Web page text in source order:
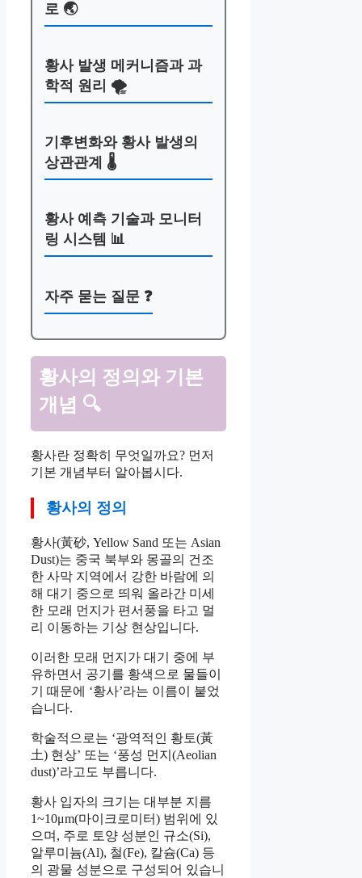
로 🌏
황사 발생 메커니즘과 과
학적 원리 🌪️
기후변화와 황사 발생의
상관관계 🌡️
황사 예측 기술과 모니터
링 시스템 📊
자주 묻는 질문 ❓
황사의 정의와 기본
개념 🔍
황사란 정확히 무엇일까요? 먼저
기본 개념부터 알아봅시다.
황사의 정의
황사(黃砂, Yellow Sand 또는 Asian
Dust)는 중국 북부와 몽골의 건조
한 사막 지역에서 강한 바람에 의
해 대기 중으로 띄워 올라간 미세
한 모래 먼지가 편서풍을 타고 멀
리 이동하는 기상 현상입니다.
이러한 모래 먼지가 대기 중에 부
유하면서 공기를 황색으로 물들이
기 때문에 ‘황사’라는 이름이 붙었
습니다.
학술적으로는 ‘광역적인 황토(黃
土) 현상’ 또는 ‘풍성 먼지(Aeolian
dust)’라고도 부릅니다.
황사 입자의 크기는 대부분 지름
1~10μm(마이크로미터) 범위에 있
으며, 주로 토양 성분인 규소(Si),
알루미늄(Al), 철(Fe), 칼슘(Ca) 등
의 광물 성분으로 구성되어 있습니